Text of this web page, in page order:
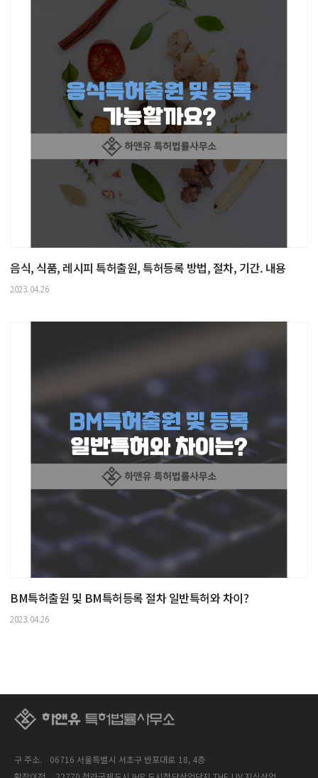
음식, 식품, 레시피 특허출원, 특허등록 방법, 절차, 기간. 내용
2023.04.26
BM특허출원 및 BM특허등록 절차 일반특허와 차이?
2023.04.26
구 주소.
06716 서울특별시 서초구 반포대로 18, 4층